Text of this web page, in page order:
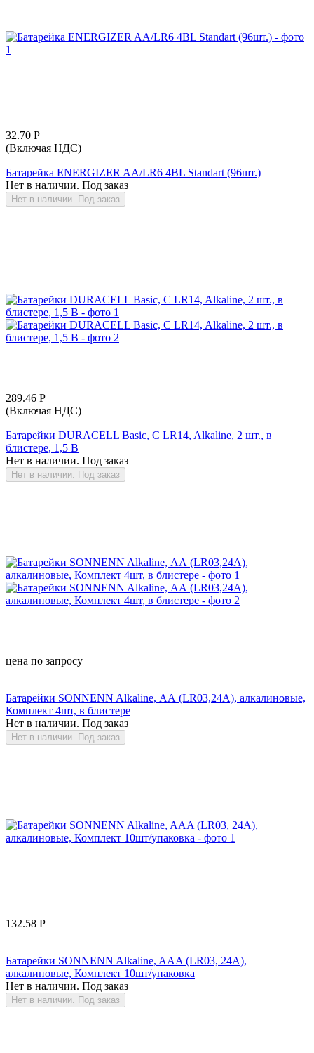
32.70 Р
(Включая НДС)
Батарейка ENERGIZER AA/LR6 4BL Standart (96шт.)
Нет в наличии. Под заказ
Нет в наличии. Под заказ
289.46 Р
(Включая НДС)
Батарейки DURACELL Basic, C LR14, Alkaline, 2 шт., в
блистере, 1,5 В
Нет в наличии. Под заказ
Нет в наличии. Под заказ
цена по запросу
Батарейки SONNENN Alkaline, АА (LR03,24А), алкалиновые,
Комплект 4шт, в блистере
Нет в наличии. Под заказ
Нет в наличии. Под заказ
132.58 Р
Батарейки SONNENN Alkaline, AAA (LR03, 24А),
алкалиновые, Комплект 10шт/упаковка
Нет в наличии. Под заказ
Нет в наличии. Под заказ